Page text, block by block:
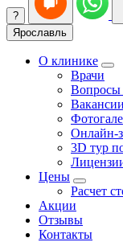
?
Ярославль
О клинике
Врачи
Вопросы
Вакансии
Онлайн-
3D тур
Цены
Расчет
Акции
Отзывы
Контакты